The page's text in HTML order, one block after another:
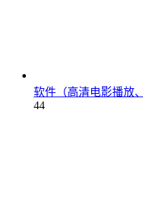
软件（高清电影播放
44